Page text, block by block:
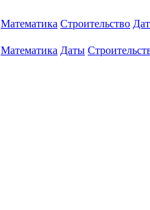
Математика Строительство
Математика Даты